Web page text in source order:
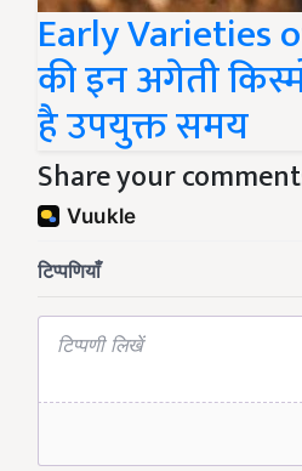
Early Varieties
की इन अगेती
है उपयुक्त समय
Share your